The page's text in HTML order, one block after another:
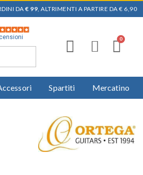
DA € 99, ALTRIMENTI A PARTIRE DA € 6,90
Spartiti Mercatino